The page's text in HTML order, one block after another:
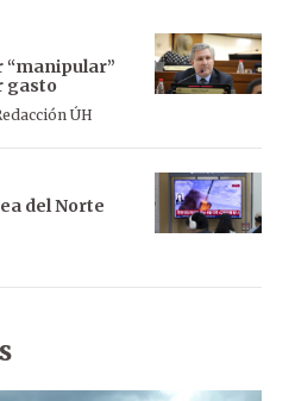
“manipular”
gasto
ÚH
del Norte